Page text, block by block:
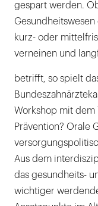
gespart werden.
kurz- oder
verneinen und
betrifft, so spielt
Workshop mit dem
Prävention? Orale
Aus dem
das gesundheits-
wichtiger